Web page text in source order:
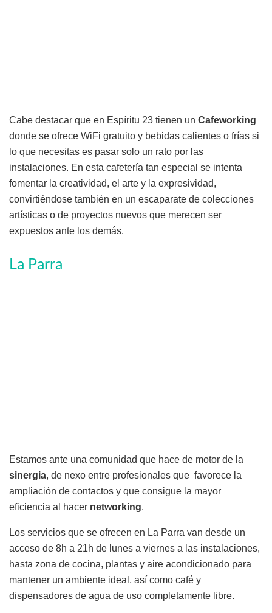
Cabe destacar que en Espíritu 23 tienen un Cafeworking
donde se ofrece WiFi gratuito y bebidas calientes o frías si
lo que necesitas es pasar solo un rato por las
instalaciones. En esta cafetería tan especial se intenta
fomentar la creatividad, el arte y la expresividad,
convirtiéndose también en un escaparate de colecciones
artísticas o de proyectos nuevos que merecen ser
expuestos ante los demás.
La Parra
Estamos ante una comunidad que hace de motor de la
sinergia, de nexo entre profesionales que favorece la
ampliación de contactos y que consigue la mayor
eficiencia al hacer networking.
Los servicios que se ofrecen en La Parra van desde un
acceso de 8h a 21h de lunes a viernes a las instalaciones,
hasta zona de cocina, plantas y aire acondicionado para
mantener un ambiente ideal, así como café y
dispensadores de agua de uso completamente libre.